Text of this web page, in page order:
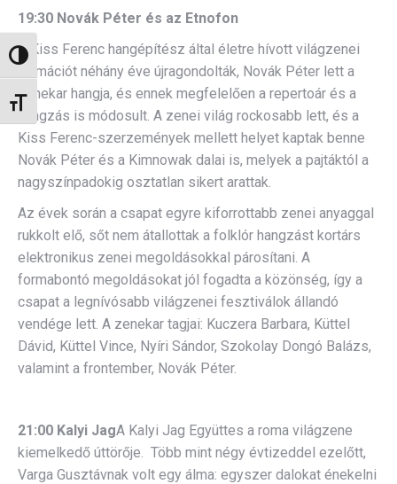
Nagy kontraszt váltása
Betűméret váltása
19:30 Novák Péter és az Etnofon
A Kiss Ferenc hangépítész által életre hívott világzenei
formációt néhány éve újragondolták, Novák Péter lett a
zenekar hangja, és ennek megfelelően a repertoár és a
hangzás is módosult. A zenei világ rockosabb lett, és a
Kiss Ferenc-szerzemények mellett helyet kaptak benne
Novák Péter és a Kimnowak dalai is, melyek a pajtáktól a
nagyszínpadokig osztatlan sikert arattak.
Az évek során a csapat egyre kiforrottabb zenei anyaggal
rukkolt elő, sőt nem átallottak a folklór hangzást kortárs
elektronikus zenei megoldásokkal párosítani. A
formabontó megoldásokat jól fogadta a közönség, így a
csapat a legnívósabb világzenei fesztiválok állandó
vendége lett. A zenekar tagjai: Kuczera Barbara, Küttel
Dávid, Küttel Vince, Nyíri Sándor, Szokolay Dongó Balázs,
valamint a frontember, Novák Péter.
21:00 Kalyi JagA Kalyi Jag Együttes a roma világzene
kiemelkedő úttörője. Több mint négy évtizeddel ezelőtt,
Varga Gusztávnak volt egy álma: egyszer dalokat énekelni